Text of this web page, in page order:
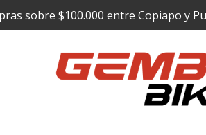
sobre $100.000 entre Copiapo y